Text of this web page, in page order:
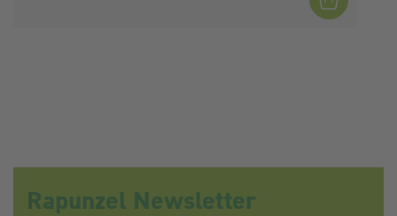
Rapunzel Newsletter